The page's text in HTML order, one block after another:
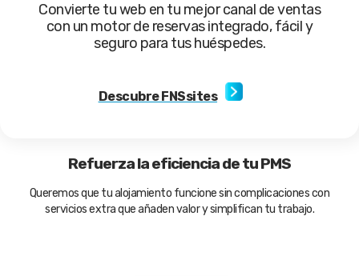
Convierte tu web en tu mejor canal de ventas
con un motor de reservas integrado, fácil y
seguro para tus huéspedes.
Descubre FNSsites
Refuerza la eficiencia de tu PMS
Queremos que tu alojamiento funcione sin complicaciones con
servicios extra que añaden valor y simplifican tu trabajo.